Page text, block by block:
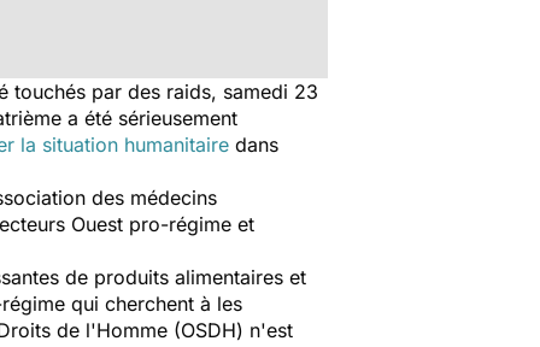
touchés par des raids, samedi 23
a été sérieusement
la situation humanitaire dans
des médecins
Ouest pro-régime et
de produits alimentaires et
qui cherchent à les
de l'Homme (OSDH) n'est